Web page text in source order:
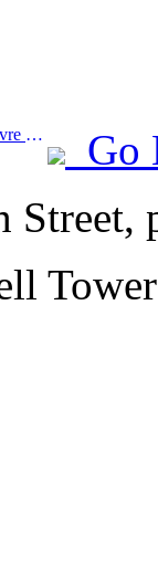
Prev:Les investissements sont mis en œuvre en premier et les hôtels de milieu et haut de gamme dépassent le stade de la spéculation.
Go
Street,